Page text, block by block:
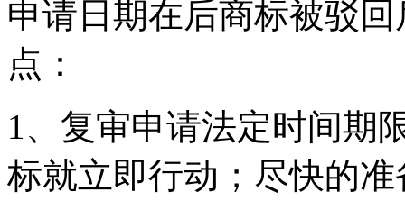
申请日期在后商标被驳
点：
1、复审申请法定时间期
标就立即行动；尽快的